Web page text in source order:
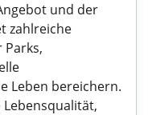
und der
zahlreiche
Leben bereichern.